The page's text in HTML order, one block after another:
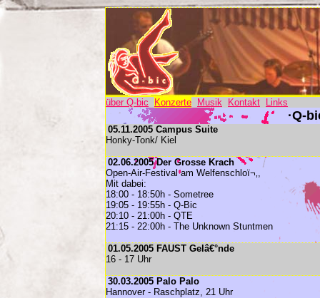
über Q-bic Konzerte Musik Kontakt Links
·Q-
05.11.2005 Campus Suite
Honky-Tonk/ Kiel
02.06.2005 Der Grosse Krach
Open-Air-Festival am Welfenschloï¬‚,
Mit dabei:
18:00 - 18:50h - Sometree
19:05 - 19:55h - Q-Bic
20:10 - 21:00h - QTE
21:15 - 22:00h - The Unknown Stuntmen
01.05.2005 FAUST Gelâ€°nde
16 - 17 Uhr
30.03.2005 Palo Palo
Hannover - Raschplatz, 21 Uhr